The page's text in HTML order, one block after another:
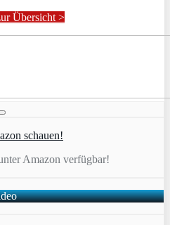
Übersicht >
Amazon verfügbar!